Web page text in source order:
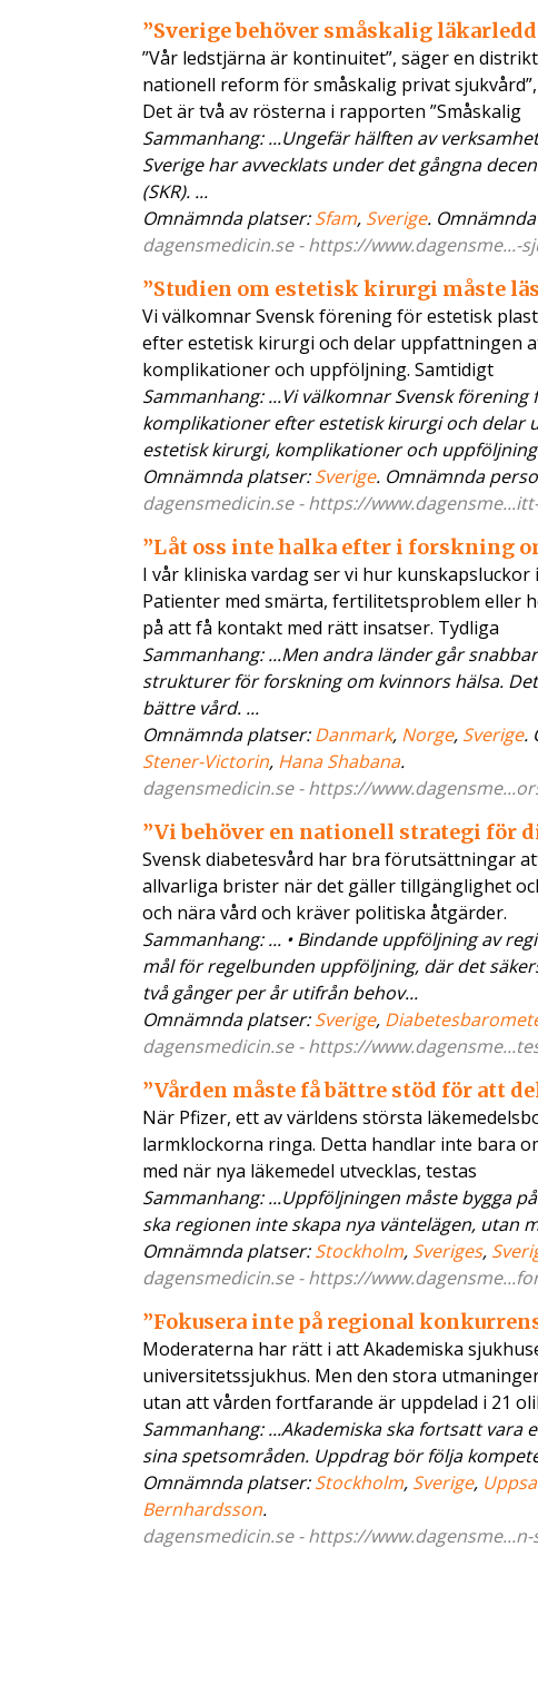
”Sverige behöver småskalig
”Vår ledstjärna är kontinuitet”, säger en
nationell reform för småskalig privat
Det är två av rösterna i rapporten ”Småskalig
Sammanhang: ...Ungefär hälften av
Sverige har avvecklats under det gångna
(SKR). ...
Omnämnda platser:Sfam, Sverige.
dagensmedicin.se - https://www.dagensme...-
”Studien om estetisk kirurgi måste
Vi välkomnar Svensk förening för estetisk
efter estetisk kirurgi och delar uppfattningen
komplikationer och uppföljning. Samtidigt
Sammanhang: ...Vi välkomnar Svensk
komplikationer efter estetisk kirurgi och delar
estetisk kirurgi, komplikationer och
Omnämnda platser:Sverige. Omnämnda
dagensmedicin.se - https://
”Låt oss inte halka efter i forskning
I vår kliniska vardag ser vi hur
Patienter med smärta, fertilitetsproblem eller
på att få kontakt med rätt insatser. Tydliga
Sammanhang: ...Men andra länder går
strukturer för forskning om kvinnors hälsa.
bättre vård. ...
Omnämnda platser:Danmark, Norge, Sverige.
Stener-Victorin, Hana Shabana.
dagensmedicin.se - https://
”Vi behöver en nationell strategi för
Svensk diabetesvård har bra förutsättningar
allvarliga brister när det gäller tillgänglighet
och nära vård och kräver politiska åtgärder.
Sammanhang: ... • Bindande uppföljning av
mål för regelbunden uppföljning, där det
två gånger per år utifrån behov...
Omnämnda platser:Sverige,
dagensmedicin.se - https://
”Vården måste få bättre stöd för att
När Pfizer, ett av världens största
larmklockorna ringa. Detta handlar inte bara
med när nya läkemedel utvecklas, testas
Sammanhang: ...Uppföljningen måste bygga
ska regionen inte skapa nya väntelägen, utan
Omnämnda platser:Stockholm, Sveriges,
dagensmedicin.se - https://
”Fokusera inte på regional
Moderaterna har rätt i att Akademiska
universitetssjukhus. Men den stora
utan att vården fortfarande är uppdelad i 21
Sammanhang: ...Akademiska ska fortsatt
sina spetsområden. Uppdrag bör följa
Omnämnda platser:Stockholm, Sverige,
Bernhardsson.
dagensmedicin.se - https://